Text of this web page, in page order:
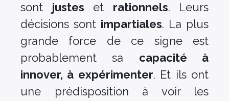
sont justes et rationnels. Leurs
décisions sont impartiales. La plus
grande force de ce signe est
probablement sa capacité à
innover, à expérimenter. Et ils ont
une prédisposition à voir les